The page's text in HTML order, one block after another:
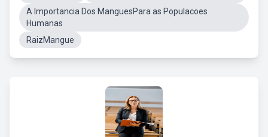
A Importancia Dos ManguesPara as Populacoes
Humanas
RaizMangue